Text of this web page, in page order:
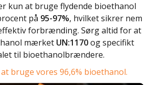
kun at bruge flydende bioethanol
på 95-97%, hvilket sikrer nem
forbrænding. Sørg altid for at
mærket UN:1170og specifikt
til bioethanolbrændere.
bruge vores 96,6% bioethanol.